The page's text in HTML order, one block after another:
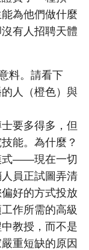
為他們做什麼
有人招聘天體
料。請看下
人（橙色）與
要多得多，但
能。為什麼？
式——現在一切
員正試圖弄清
好的方式投放
作所需的高級
教授，而不是
重短缺的原因